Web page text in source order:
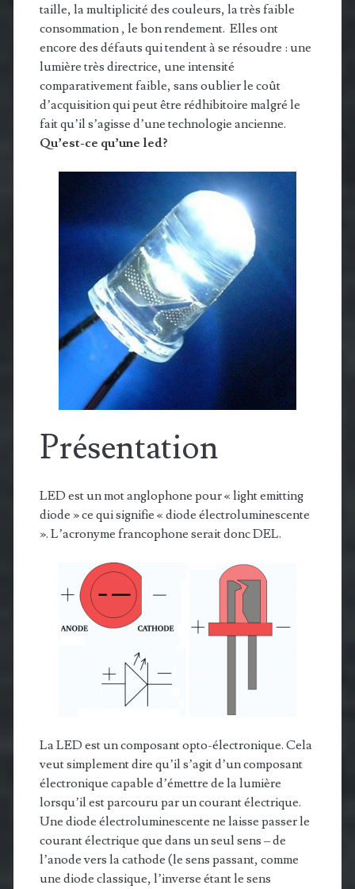
taille, la multiplicité des couleurs, la très faible
consommation , le bon rendement. Elles ont
encore des défauts qui tendent à se résoudre : une
lumière très directrice, une intensité
comparativement faible, sans oublier le coût
d’acquisition qui peut être rédhibitoire malgré le
fait qu’il s’agisse d’une technologie ancienne.
Qu’est-ce qu’une led?
Présentation
LED est un mot anglophone pour « light emitting
diode » ce qui signifie « diode électroluminescente
». L’acronyme francophone serait donc DEL.
La LED est un composant opto-électronique. Cela
veut simplement dire qu’il s’agit d’un composant
électronique capable d’émettre de la lumière
lorsqu’il est parcouru par un courant électrique.
Une diode électroluminescente ne laisse passer le
courant électrique que dans un seul sens – de
l’anode vers la cathode (le sens passant, comme
une diode classique, l’inverse étant le sens